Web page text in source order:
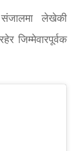
संजालमा लेखेकी
जिम्मेवारपूर्वक